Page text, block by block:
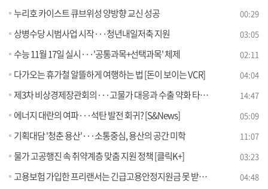
누리호 카이스트 큐브위성 양방향 교신 성공 00:29
상병수당 시범사업 시작···청년내일저축 지원 03:05
수능 11월 17일 실시···'공통과목+선택과목' 체제 02:11
다가오는 휴가철 알뜰하게 여행하는 법 [돈이 보이는 VCR] 04:04
제3차 비상경제장관회의···고물가 대응과 수출 약화 타개 방안은? 14:47
에너지 대란의 여파···석탄 발전 회귀? [S&News] 05:09
기획대담 '청춘 용산'···소통중심, 용산의 공간 미학 11:07
물가 고공행진 속 취약계층 맞춤 지원 정책 [클릭K+] 03:23
고용보험 가입한 프리랜서는 긴급고용안정지원금 못 받는다? [사실은 이렇습니다] 04:48